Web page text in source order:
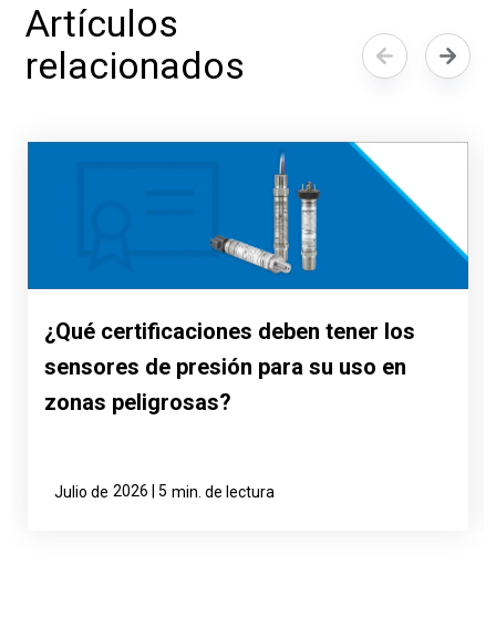
Artículos
relacionados
¿Qué certificaciones deben tener los
sensores de presión para su uso en
zonas peligrosas?
Julio de 2026 | 5 min. de lectura